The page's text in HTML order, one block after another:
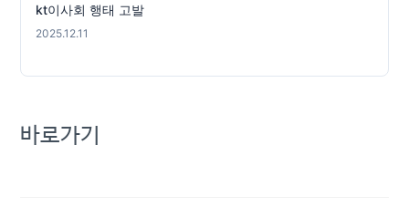
kt이사회 행태 고발
2025.12.11
바로가기